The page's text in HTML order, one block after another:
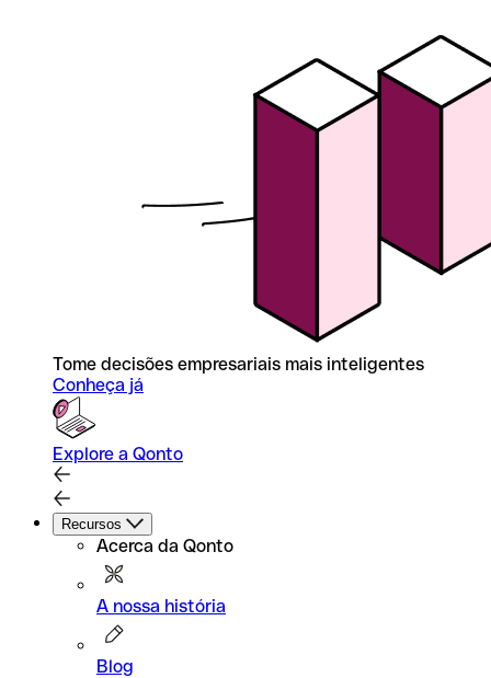
Tome decisões empresariais mais inteligentes
Conheça já
Explore a Qonto
Recursos
Acerca da Qonto
A nossa história
Blog